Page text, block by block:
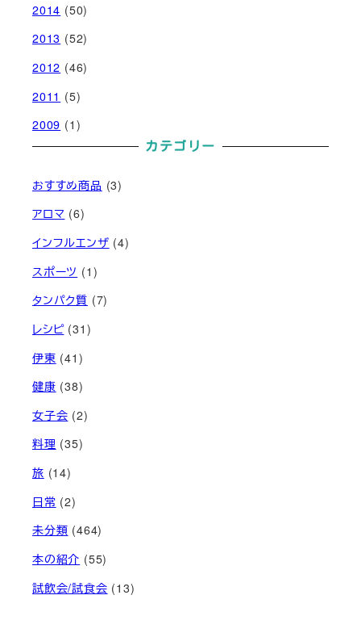
2014 (50)
2013 (52)
2012 (46)
2011 (5)
2009 (1)
カテゴリー
おすすめ商品 (3)
アロマ (6)
インフルエンザ (4)
スポーツ (1)
タンパク質 (7)
レシピ(31)
伊東 (41)
健康 (38)
女子会 (2)
料理 (35)
旅 (14)
日常 (2)
未分類 (464)
本の紹介 (55)
試飲会/試食会 (13)